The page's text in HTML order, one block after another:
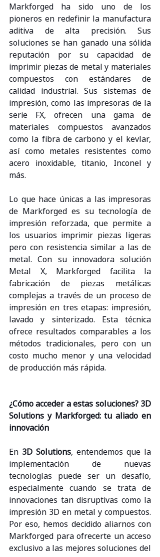
Markforged ha sido uno de los
pioneros en redefinir la manufactura
aditiva de alta precisión. Sus
soluciones se han ganado una sólida
reputación por su capacidad de
imprimir piezas de metal y materiales
compuestos con estándares de
calidad industrial. Sus sistemas de
impresión, como las impresoras de la
serie FX, ofrecen una gama de
materiales compuestos avanzados
como la fibra de carbono y el kevlar,
así como metales resistentes como
acero inoxidable, titanio, Inconel y
más.
Lo que hace únicas a las impresoras
de Markforged es su tecnología de
impresión reforzada, que permite a
los usuarios imprimir piezas ligeras
pero con resistencia similar a las de
metal. Con su innovadora solución
Metal X, Markforged facilita la
fabricación de piezas metálicas
complejas a través de un proceso de
impresión en tres etapas: impresión,
lavado y sinterizado. Esta técnica
ofrece resultados comparables a los
métodos tradicionales, pero con un
costo mucho menor y una velocidad
de producción más rápida.
¿Cómo acceder a estas soluciones? 3D
Solutions y Markforged: tu aliado en
innovación
En 3D Solutions, entendemos que la
implementación de nuevas
tecnologías puede ser un desafío,
especialmente cuando se trata de
innovaciones tan disruptivas como la
impresión 3D en metal y compuestos.
Por eso, hemos decidido aliarnos con
Markforged para ofrecerte un acceso
exclusivo a las mejores soluciones del